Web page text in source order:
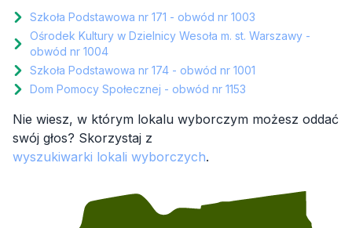
Szkoła Podstawowa nr 171 - obwód nr 1003
Ośrodek Kultury w Dzielnicy Wesoła m. st. Warszawy -
obwód nr 1004
Szkoła Podstawowa nr 174 - obwód nr 1001
Dom Pomocy Społecznej - obwód nr 1153
Nie wiesz, w którym lokalu wyborczym możesz oddać
swój głos? Skorzystaj z
wyszukiwarki lokali wyborczych.